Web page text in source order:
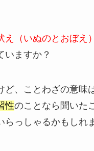
え（いぬのとおぼえ）
いますか？
ど、ことわざの意味
性のことなら聞いた
らっしゃるかもしれ